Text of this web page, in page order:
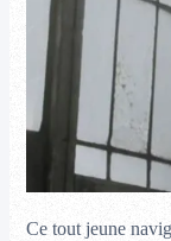
Ce tout jeune